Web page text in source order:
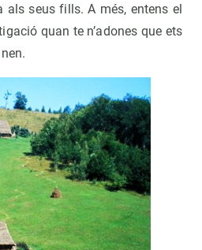
als seus fills. A més, entens el
quan te n’adones que ets